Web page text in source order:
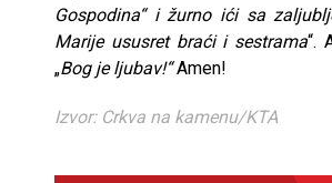
Gospodina“ i žurno ići sa
Marije ususret braći i sestrama“.
„Bog je ljubav!“Amen!
Izvor: Crkva na kamenu/KTA